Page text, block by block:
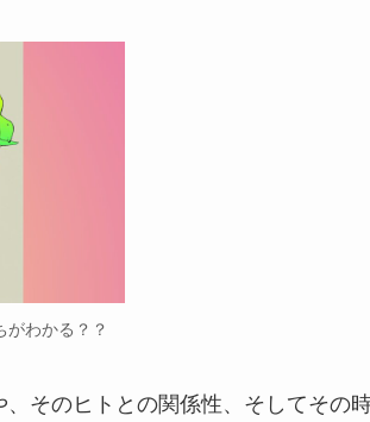
わかる？？
そのヒトとの関係性、そしてその